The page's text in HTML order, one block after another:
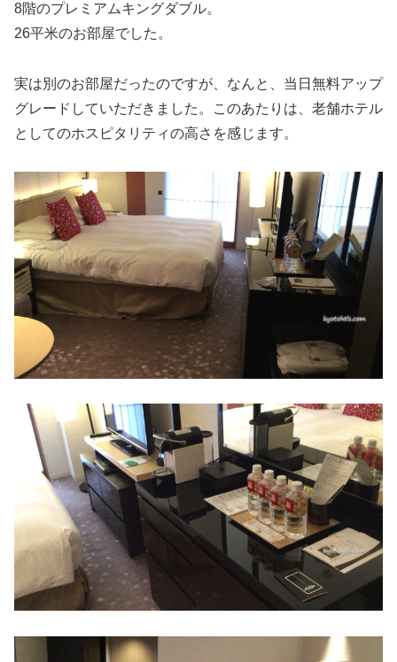
8階のプレミアムキングダブル。
26平米のお部屋でした。
実は別のお部屋だったのですが、なんと、当日無料アップ
グレードしていただきました。このあたりは、老舗ホテル
としてのホスピタリティの高さを感じます。